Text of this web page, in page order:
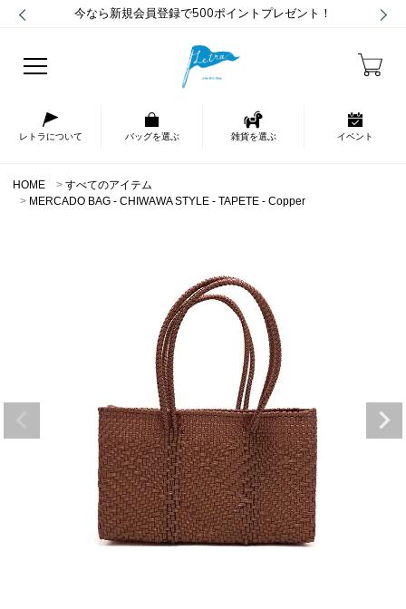
今なら新規会員登録で500ポイントプレゼント！
レトラについて バッグを選ぶ 雑貨を選ぶ イベント
HOME
すべてのアイテム
MERCADO BAG - CHIWAWA STYLE - TAPETE - Copper